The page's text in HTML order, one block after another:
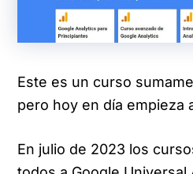
Este es un curso
pero hoy en día empieza
En julio de 2023 los